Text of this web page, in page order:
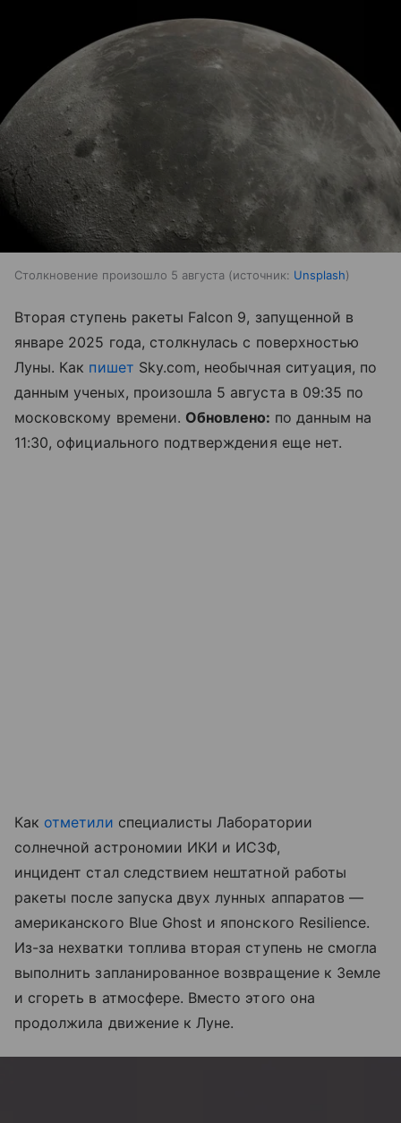
Столкновение произошло 5 августа источник: Unsplash
Вторая ступень ракеты Falcon 9, запущенной в
январе 2025 года, столкнулась с поверхностью
Луны. Как пишет Sky.com, необычная ситуация, по
данным ученых, произошла 5 августа в 09:35 по
московскому времени. Обновлено: по данным на
11:30, официального подтверждения еще нет.
Как отметили специалисты Лаборатории
солнечной астрономии ИКИ и ИСЗФ,
инцидент стал следствием нештатной работы
ракеты после запуска двух лунных аппаратов —
американского Blue Ghost и японского Resilience.
Из-за нехватки топлива вторая ступень не смогла
выполнить запланированное возвращение к Земле
и сгореть в атмосфере. Вместо этого она
продолжила движение к Луне.